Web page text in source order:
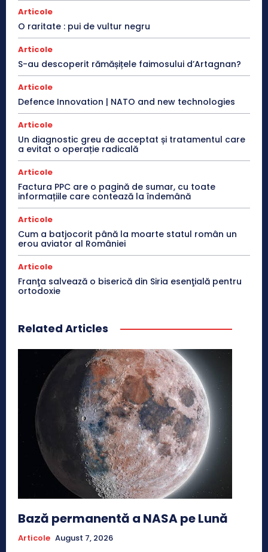
Articole
O raritate : pui de vultur negru
Articole
S-au descoperit rămășițele faimosului d’Artagnan?
Articole
Defence Innovation | NATO and new technologies
Articole
Un diagnostic greu de acceptat și tratamentul care
a evitat o operație radicală
Articole
Factura PPC are o pagină de sumar, cu toate
informațiile care contează la îndemână
Articole
Cum a batjocorit până la moarte statul român un
erou aviator al României
Articole
Franţa salvează o biserică din Siria esenţială pentru
ortodoxie
Related Articles
Bază permanentă a NASA pe Lună
Articole August 7, 2026